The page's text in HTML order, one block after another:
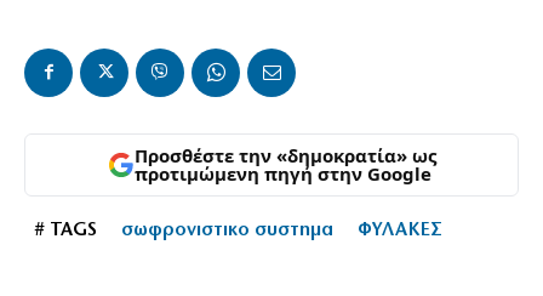
Προσθέστε την «δημοκρατία» ως
προτιμώμενη πηγή στην Google
# TAGS σωφρονιστικο συστημα ΦΥΛΑΚΕΣ